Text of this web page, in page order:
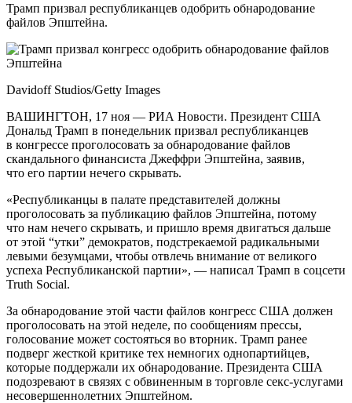
Трамп призвал республиканцев одобрить обнародование
файлов Эпштейна.
Davidoff Studios/Getty Images
ВАШИНГТОН, 17 ноя — РИА Новости. Президент США
Дональд Трамп в понедельник призвал республиканцев
в конгрессе проголосовать за обнародование файлов
скандального финансиста Джеффри Эпштейна, заявив,
что его партии нечего скрывать.
«Республиканцы в палате представителей должны
проголосовать за публикацию файлов Эпштейна, потому
что нам нечего скрывать, и пришло время двигаться дальше
от этой “утки” демократов, подстрекаемой радикальными
левыми безумцами, чтобы отвлечь внимание от великого
успеха Республиканской партии», — написал Трамп в соцсети
Truth Social.
За обнародование этой части файлов конгресс США должен
проголосовать на этой неделе, по сообщениям прессы,
голосование может состояться во вторник. Трамп ранее
подверг жесткой критике тех немногих однопартийцев,
которые поддержали их обнародование. Президента США
подозревают в связях с обвиненным в торговле секс-услугами
несовершеннолетних Эпштейном.